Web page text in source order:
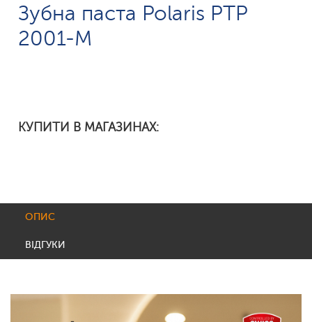
Зубна паста Polaris PTP
2001-M
КУПИТИ В МАГАЗИНАХ:
ОПИС
ВІДГУКИ